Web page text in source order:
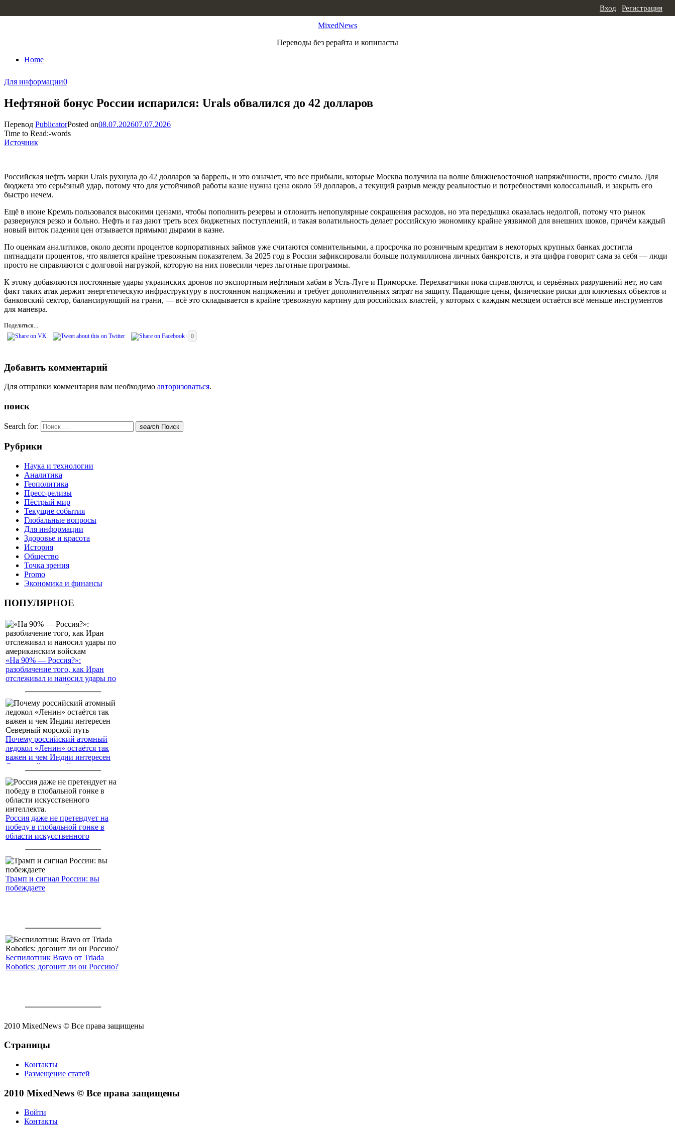
MixedNews
Переводы без рерайта и копипасты
Home
Вход | Регистрация
Для информации0
Нефтяной бонус России испарился: Urals обвалился до 42 долларов
Перевод PublicatorPosted on08.07.202607.07.2026
Time to Read:-words
Источник
Российская нефть марки Urals рухнула до 42 долларов за баррель, и это означает, что все прибыли, которые Москва получила на волне ближневосточной напряжённости, просто смыло. Для
бюджета это серьёзный удар, потому что для устойчивой работы казне нужна цена около 59 долларов, а текущий разрыв между реальностью и потребностями колоссальный, и закрыть его
быстро нечем.
Ещё в июне Кремль пользовался высокими ценами, чтобы пополнить резервы и отложить непопулярные сокращения расходов, но эта передышка оказалась недолгой, потому что рынок
развернулся резко и больно. Нефть и газ дают треть всех бюджетных поступлений, и такая волатильность делает российскую экономику крайне уязвимой для внешних шоков, причём каждый
новый виток падения цен отзывается прямыми дырами в казне.
По оценкам аналитиков, около десяти процентов корпоративных займов уже считаются сомнительными, а просрочка по розничным кредитам в некоторых крупных банках достигла
пятнадцати процентов, что является крайне тревожным показателем. За 2025 год в России зафиксировали больше полумиллиона личных банкротств, и эта цифра говорит сама за себя — люди
просто не справляются с долговой нагрузкой, которую на них повесили через льготные программы.
К этому добавляются постоянные удары украинских дронов по экспортным нефтяным хабам в Усть-Луге и Приморске. Перехватчики пока справляются, и серьёзных разрушений нет, но сам
факт таких атак держит энергетическую инфраструктуру в постоянном напряжении и требует дополнительных затрат на защиту. Падающие цены, физические риски для ключевых объектов и
банковский сектор, балансирующий на грани, — всё это складывается в крайне тревожную картину для российских властей, у которых с каждым месяцем остаётся всё меньше инструментов
для маневра.
Поделиться...
0
Добавить комментарий
Для отправки комментария вам необходимо авторизоваться.
поиск
Search for: search Поиск
Рубрики
Наука и технологии
Аналитика
Геополитика
Пресс-релизы
Пёстрый мир
Текущие события
Глобальные вопросы
Для информации
Здоровье и красота
История
Общество
Точка зрения
Promo
Экономика и финансы
ПОПУЛЯРНОЕ
«На 90% — Россия?»:
разоблачение того, как Иран
отслеживал и наносил удары по
американским войскам
Почему российский атомный
ледокол «Ленин» остаётся так
важен и чем Индии интересен
Северный морской путь
Россия даже не претендует на
победу в глобальной гонке в
области искусственного
Трамп и сигнал России: вы
побеждаете
Беспилотник Bravo от Triada
Robotics: догонит ли он Россию?
2010 MixedNews © Все права защищены
Страницы
Контакты
Размещение статей
2010 MixedNews © Все права защищены
Войти
Контакты